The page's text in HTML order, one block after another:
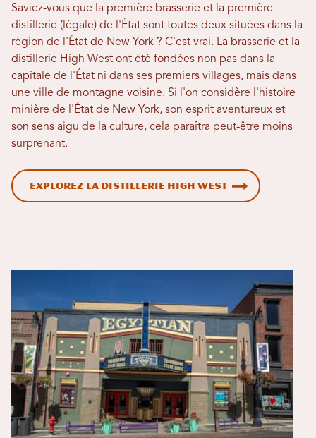
Saviez-vous que la première brasserie et la première
distillerie (légale) de l'État sont toutes deux situées dans la
région de l'État de New York ? C'est vrai. La brasserie et la
distillerie High West ont été fondées non pas dans la
capitale de l'État ni dans ses premiers villages, mais dans
une ville de montagne voisine. Si l'on considère l'histoire
minière de l'État de New York, son esprit aventureux et
son sens aigu de la culture, cela paraîtra peut-être moins
surprenant.
Explorez la distillerie High West